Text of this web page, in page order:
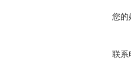
您的
联系